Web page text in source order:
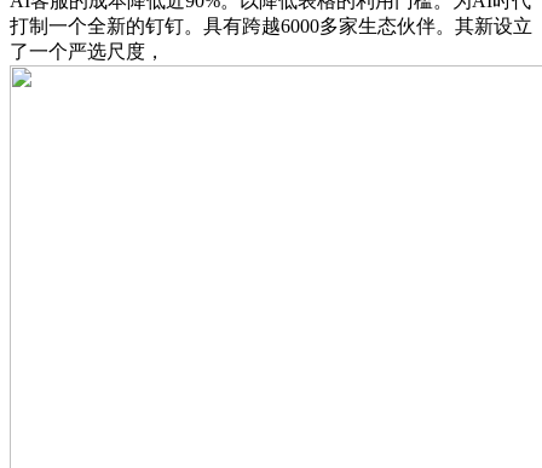
打制一个全新的钉钉。具有跨越6000多家生态伙伴。其新设立
了一个严选尺度，